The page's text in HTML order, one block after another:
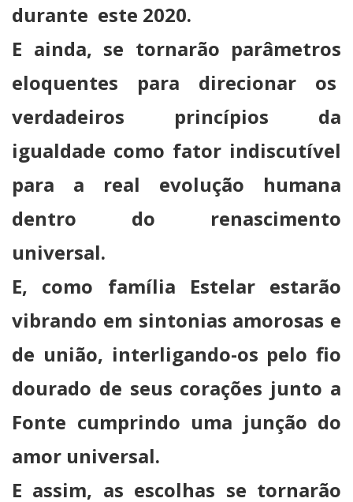
durante este 2020.
E ainda, se tornarão parâmetros
eloquentes para direcionar os
verdadeiros princípios da
igualdade como fator indiscutível
para a real evolução humana
dentro do renascimento
universal.
E, como família Estelar estarão
vibrando em sintonias amorosas e
de união, interligando-os pelo fio
dourado de seus corações junto a
Fonte cumprindo uma junção do
amor universal.
E assim, as escolhas se tornarão